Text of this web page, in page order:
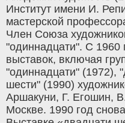
Институт имени И.
мастерской
Член Союза
"одиннадцати". С 1960
выставок, включая
"одиннадцати" (1972),
шести" (1990)
Аршакуни, Г. Егошин,
Москве. 1990 год